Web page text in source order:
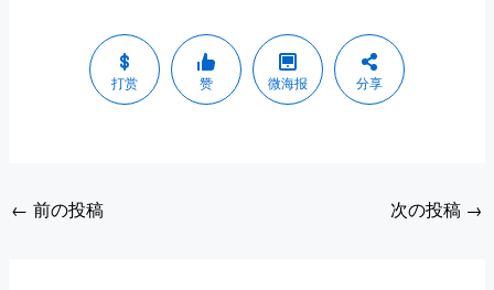
打赏 赞 微海报 分享
← 前の投稿 次の投稿 →